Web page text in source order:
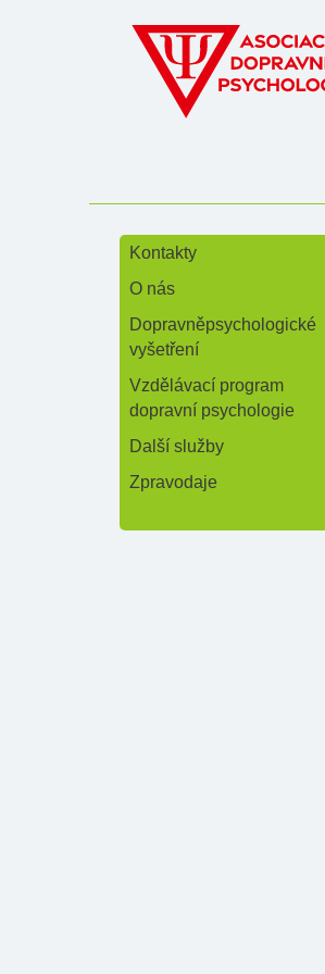
Kontakty
O nás
Dopravněpsychologické
vyšetření
Vzdělávací program
dopravní psychologie
Další služby
Zpravodaje